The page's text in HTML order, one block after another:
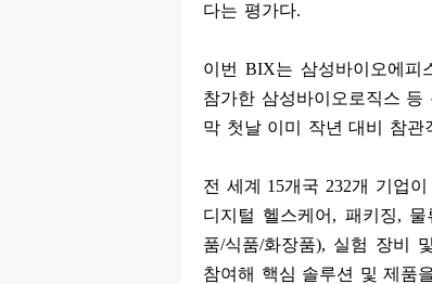
다는 평가다.
이번BIX는 삼성바이오에피
참가한 삼성바이오로직스
막 첫날 이미 작년 대비 참관
전 세계 15개국 232개 기업이
디지털 헬스케어 , 패키징, 물
품/식품/화장품), 실험 장비
참여해 핵심 솔루션 및 제품